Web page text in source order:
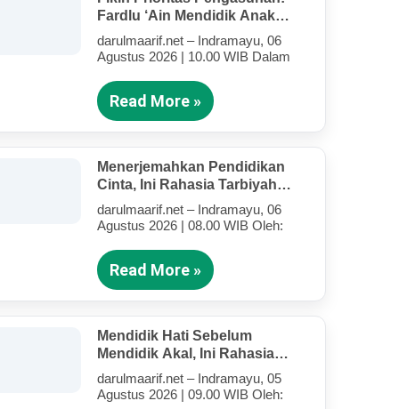
Fardlu ‘Ain Mendidik Anak
Kandung Di Tengah Kesibukan
Mengajar
darulmaarif.net – Indramayu, 06
Agustus 2026 | 10.00 WIB Dalam
Read More »
Menerjemahkan Pendidikan
Cinta, Ini Rahasia Tarbiyah
Rosululloh SAW Bagi Anak-
Anak Yang Terluka (Bagian IV)
darulmaarif.net – Indramayu, 06
Agustus 2026 | 08.00 WIB Oleh:
Read More »
Mendidik Hati Sebelum
Mendidik Akal, Ini Rahasia
Tarbiyah Rosululloh SAW Bagi
Anak-Anak Yang Terluka
darulmaarif.net – Indramayu, 05
Agustus 2026 | 09.00 WIB Oleh: